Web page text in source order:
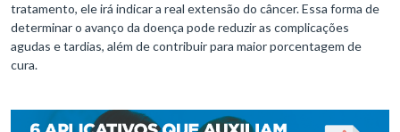
tratamento, ele irá indicar a real extensão do câncer. Essa forma de
determinar o avanço da doença pode reduzir as complicações
agudas e tardias, além de contribuir para maior porcentagem de
cura.